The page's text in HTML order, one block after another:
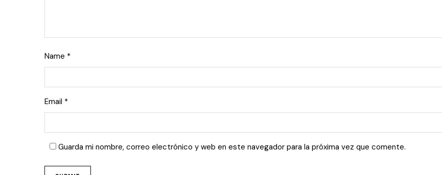
Name *
Email *
Guarda mi nombre, correo electrónico y web en este navegador para la próxima vez que comente.